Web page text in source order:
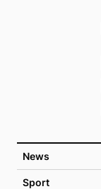
News
Sport